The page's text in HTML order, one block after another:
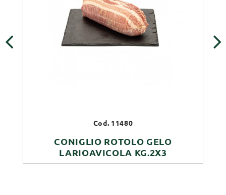
Cod. 11480
CONIGLIO ROTOLO GELO
LARIOAVICOLA KG.2X3